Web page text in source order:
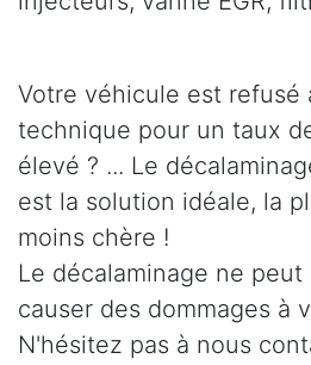
Votre véhicule est refusé
technique pour un taux
élevé ? ... Le
est la solution idéale, la
moins chère !
Le décalaminage ne peut
causer des dommages à
N'hésitez pas à nous